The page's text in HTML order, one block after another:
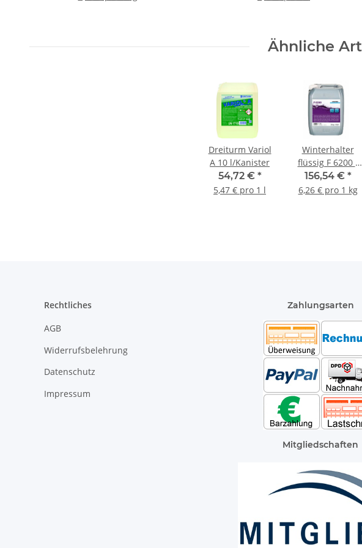
Ähnliche
Dreiturm Variol
A 10 l/Kanister
54,72 € *
5,47 € pro 1 l
Winterhalter
flüssig F 6200 -
25 Kg Kanister
156,54 € *
6,26 € pro 1 kg
Rechtliches
AGB
Widerrufsbelehrung
Datenschutz
Impressum
Zahlungsarten
Mitgliedschaften